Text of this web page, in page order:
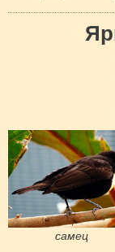
самец